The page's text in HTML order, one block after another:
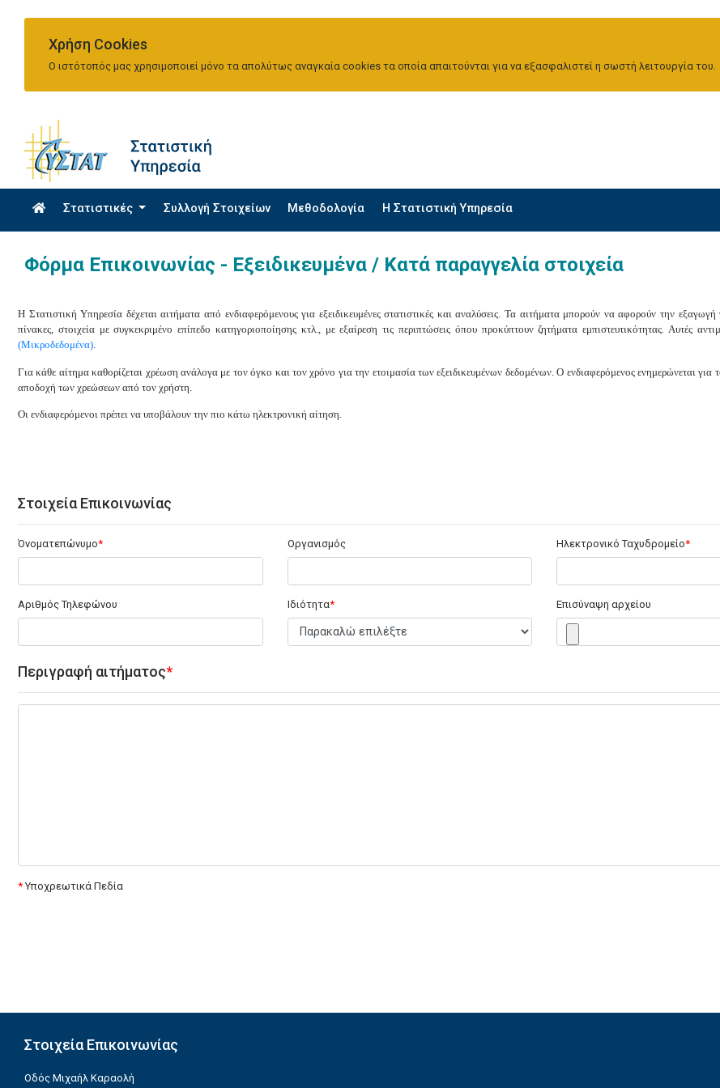
Χρήση Cookies
Ο ιστότοπός μας χρησιμοποιεί μόνο τα απολύτως αναγκαία cookies τα οποία απαιτούνται για να εξασφαλιστεί η σωστή λειτουργία του.
Στατιστικές Συλλογή Στοιχείων Μεθοδολογία H Στατιστική Υπηρεσία
Φόρμα Επικοινωνίας - Εξειδικευμένα / Κατά παραγγελία στοιχεία
Η Στατιστική Υπηρεσία δέχεται αιτήματα από ενδιαφερόμενους για εξειδικευμένες στατιστικές και αναλύσεις. Τα αιτήματα μπορούν να αφορούν την
πίνακες, στοιχεία με συγκεκριμένο επίπεδο κατηγοριοποίησης κτλ., με εξαίρεση τις περιπτώσεις όπου προκύπτουν ζητήματα εμπιστευτικότητας. Αυτές
(Μικροδεδομένα).
Για κάθε αίτημα καθορίζεται χρέωση ανάλογα με τον όγκο και τον χρόνο για την ετοιμασία των εξειδικευμένων δεδομένων.Ο ενδιαφερόμενος ενημερώνεται για
αποδοχή των χρεώσεων από τον χρήστη.
Οι ενδιαφερόμενοι πρέπει να υποβάλουν την πιο κάτω ηλεκτρονική αίτηση.
Στοιχεία Επικοινωνίας
Όνοματεπώνυμο Οργανισμός Ηλεκτρονικό Ταχυδρομείο
Αριθμός Τηλεφώνου Ιδιότητα Επισύναψη αρχείου
Περιγραφή αιτήματος
* Υποχρεωτικά Πεδία
Στοιχεία Επικοινωνίας
Οδός Μιχαήλ Καραολή